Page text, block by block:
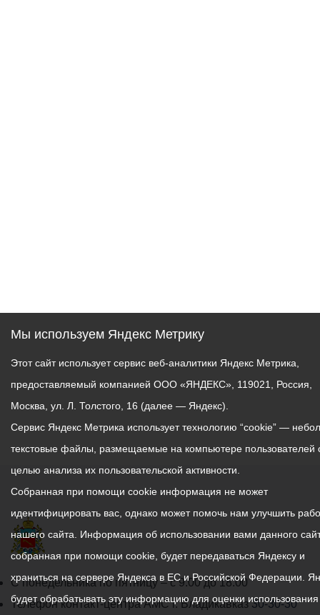
График
работы
С понедельника по пятницу – с 9.00 до 18.00
Телефон контакт-центра АМС г. Владикавказ30-30-30
Мы используем Яндекс Метрику
Этот сайт использует сервис веб-аналитики Яндекс Метрика,
предоставляемый компанией ООО «ЯНДЕКС», 119021, Россия,
Москва, ул. Л. Толстого, 16 (далее — Яндекс).
Сервис Яндекс Метрика использует технологию “cookie” —
текстовые файлы, размещаемые на компьютере пользователей
целью анализа их пользовательской активности.
Собранная при помощи cookie информация не может
идентифицировать вас, однако может помочь нам улучшить
нашего сайта. Информация об использовании вами данного
собранная при помощи cookie, будет передаваться Яндексу и
храниться на сервере Яндекса в ЕС и Российской Федерации.
будет обрабатывать эту информацию для оценки